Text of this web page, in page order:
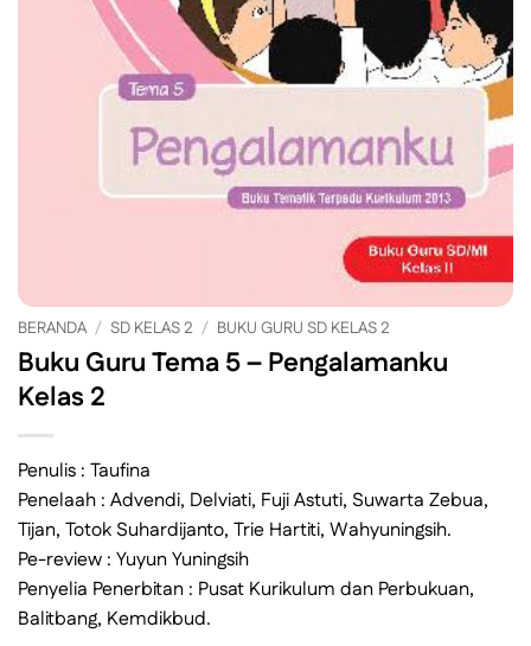
BERANDA / SD KELAS 2 / BUKU GURU SD KELAS 2
Buku Guru Tema 5 – Pengalamanku
Kelas 2
Penulis : Taufina
Penelaah : Advendi, Delviati, Fuji Astuti, Suwarta Zebua,
Tijan, Totok Suhardijanto, Trie Hartiti, Wahyuningsih.
Pe-review : Yuyun Yuningsih
Penyelia Penerbitan : Pusat Kurikulum dan Perbukuan,
Balitbang, Kemdikbud.